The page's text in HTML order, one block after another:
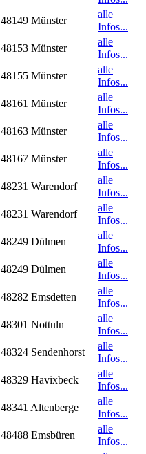
48149 Münster
alle
Infos...
48153 Münster
alle
Infos...
48155 Münster
alle
Infos...
48161 Münster
alle
Infos...
48163 Münster
alle
Infos...
48167 Münster
alle
Infos...
48231 Warendorf
alle
Infos...
48231 Warendorf
alle
Infos...
48249 Dülmen
alle
Infos...
48249 Dülmen
alle
Infos...
48282 Emsdetten
alle
Infos...
48301 Nottuln
alle
Infos...
48324 Sendenhorst
alle
Infos...
48329 Havixbeck
alle
Infos...
48341 Altenberge
alle
Infos...
48488 Emsbüren
alle
Infos...